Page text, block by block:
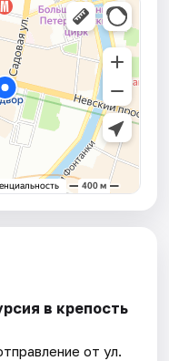
в крепость
от ул.